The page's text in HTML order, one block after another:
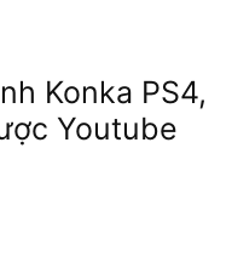
Konka PS4,
Youtube